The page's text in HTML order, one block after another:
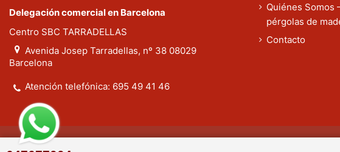
Delegación comercial en Barcelona
Centro SBC TARRADELLAS
Avenida Josep Tarradellas, nº 38 08029
Barcelona
Atención telefónica: 695 49 41 46
Quiénes Somos
pérgolas de
Contacto
©Casas de Madera Modernas. Todos los derechos reservados.